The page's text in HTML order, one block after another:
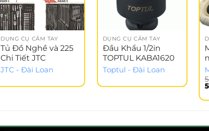
DỤNG CỤ CẦM TAY
Tủ Đồ Nghề và 225
Chi Tiết JTC
JTC - Đài Loan
DỤNG CỤ CẦM TAY
Đầu Khẩu 1/2in
TOPTUL KABA1620
Toptul - Đài Loan